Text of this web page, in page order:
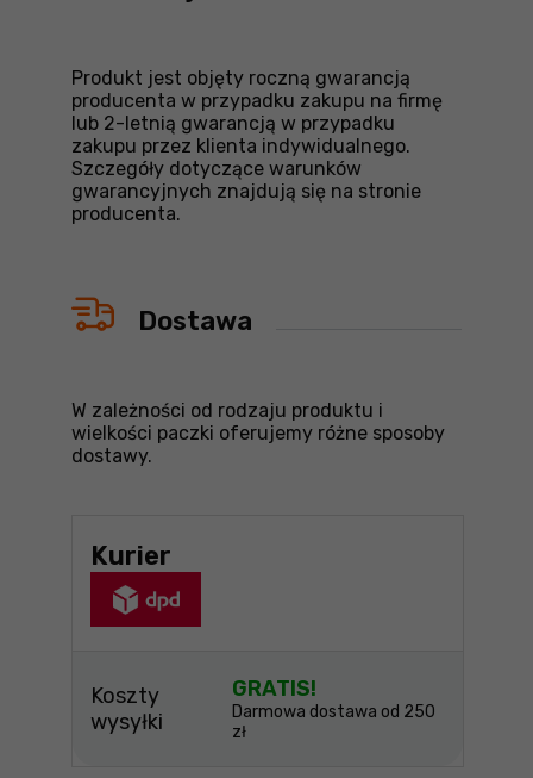
Produkt jest objęty roczną gwarancją
producenta w przypadku zakupu na firmę
lub 2-letnią gwarancją w przypadku
zakupu przez klienta indywidualnego.
Szczegóły dotyczące warunków
gwarancyjnych znajdują się na stronie
producenta.
Dostawa
W zależności od rodzaju produktu i
wielkości paczki oferujemy różne sposoby
dostawy.
Kurier
Koszty
wysyłki
GRATIS!
Darmowa dostawa od 250
zł